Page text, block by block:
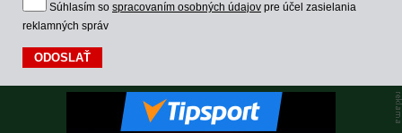
Súhlasím so spracovaním osobných údajov pre účel zasielania
reklamných správ